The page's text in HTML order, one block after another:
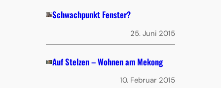
Schwachpunkt Fenster?
25. Juni 2015
Auf Stelzen – Wohnen am Mekong
10. Februar 2015